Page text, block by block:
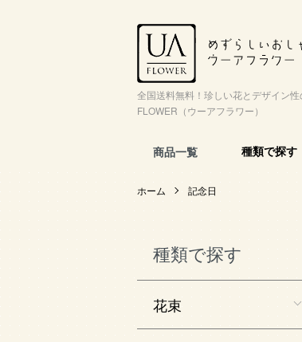
全国送料無料！珍しい花とデザイン
FLOWER（ウーアフラワー）
商品一覧 種類で探す
ホーム 記念日
種類で探す
花束